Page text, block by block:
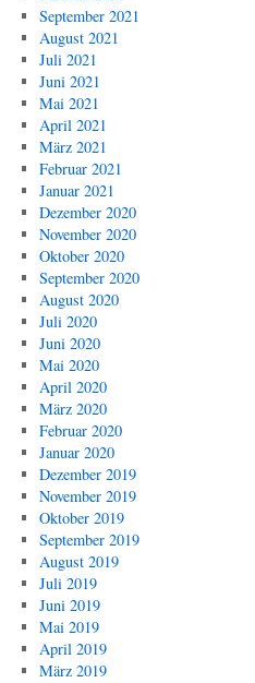
September 2021
August 2021
Juli 2021
Juni 2021
Mai 2021
April 2021
März 2021
Februar 2021
Januar 2021
Dezember 2020
November 2020
Oktober 2020
September 2020
August 2020
Juli 2020
Juni 2020
Mai 2020
April 2020
März 2020
Februar 2020
Januar 2020
Dezember 2019
November 2019
Oktober 2019
September 2019
August 2019
Juli 2019
Juni 2019
Mai 2019
April 2019
März 2019